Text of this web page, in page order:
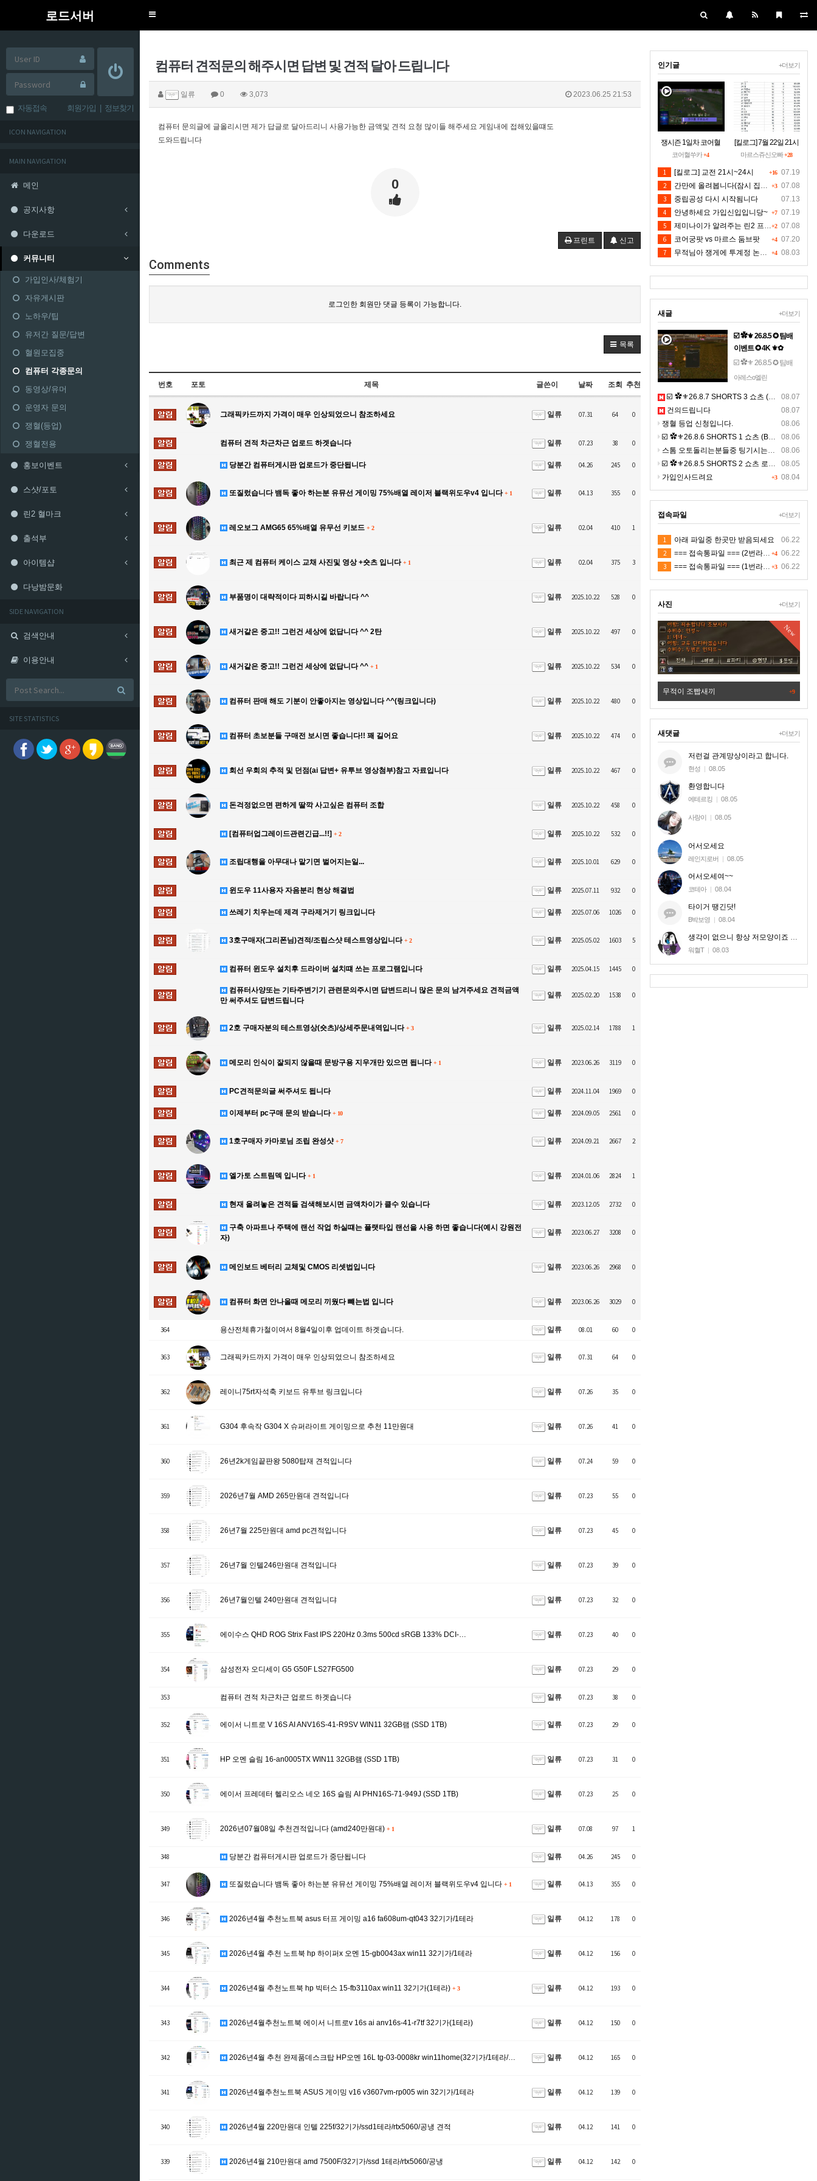
로드서버
Toggle
자동접속 회원가입 정보찾기
ICON NAVIGATION
MAIN NAVIGATION
메인
공지사항
다운로드
커뮤니티
가입인사/체험기
자유게시판
노하우/팁
유저간 질문/답변
혈원모집중
컴퓨터 각종문의
동영상/유머
운영자 문의
쟁혈(등업)
쟁혈전용
홍보이벤트
스샷/포토
린2 혈마크
출석부
아이템샵
다낭밤문화
SIDE NAVIGATION
검색안내
이용안내
SITE STATISTICS
컴퓨터 견적문의 해주시면 답변 및 견적 달아 드립니다
일류 0 3,073 2023.06.25 21:53
컴퓨터 문의글에 글올리시면 제가 답글로 달아드리니 사용가능한 금액및 견적 요청 많이들 해주세요 게임내에 접해있을떄도
도와드립니다
0
프린트 신고
Comments
로그인한 회원만 댓글 등록이 가능합니다.
목록
번호 포토 제목 글쓴이 날짜 조회 추천
그래픽카드까지 가격이 매우 인상되었으니 참조하세요 일류 07.31 64 0
컴퓨터 견적 차근차근 업로드 하겟습니다 일류 07.23 38 0
당분간 컴퓨터게시판 업로드가 중단됩니다 일류 04.26 245 0
또질렀습니다 뱀독 좋아 하는분 유뮤선 게이밍 75%배열 레이저 블랙위도우v4 입니다+ 1 일류 04.13 355 0
레오보그 AMG65 65%배열 유무선 키보드 + 2 일류 02.04 410 1
최근 제 컴퓨터 케이스 교채 사진및 영상 +숏츠 입니다+ 1 일류 02.04 375 3
부품명이 대략적이다 피하시길 바랍니다 ^^ 일류 2025.10.22 528 0
새거같은 중고!! 그런건 세상에 없답니다 ^^ 2탄 일류 2025.10.22 497 0
새거같은 중고!! 그런건 세상에 없답니다 ^^ + 1 일류 2025.10.22 534 0
컴퓨터 판매 해도 기분이 안좋아지는 영상입니다 ^^(링크입니다) 일류 2025.10.22 480 0
컴퓨터 초보분들 구매전 보시면 좋습니다!! 꽤 길어요 일류 2025.10.22 474 0
회선 우회의 추적 및 던점(ai 답변+ 유투브 영상첨부)참고 자료입니다 일류 2025.10.22 467 0
돈걱정없으면 편하게 딸깍 사고싶은 컴퓨터 조합 일류 2025.10.22 458 0
[컴퓨터업그레이드관련긴급...!!] + 2 일류 2025.10.22 532 0
조립대행을 아무대나 맡기면 벌어지는일... 일류 2025.10.01 629 0
윈도우 11사용자 자음분리 현상 해결법 일류 2025.07.11 932 0
쓰레기 치우는데 제격 구라제거기 링크입니다 일류 2025.07.06 1026 0
3호구매자(그리폰님)견적/조립스샷 테스트영상입니다+ 2 일류 2025.05.02 1603 5
컴퓨터 윈도우 설치후 드라이버 설치떄 쓰는 프로그램입니다 일류 2025.04.15 1445 0
컴퓨터사양또는 기타주변기기 관련문의주시면 답변드리니 많은 문의 남겨주세요 견적금액
만 써주셔도 답변드립니다
일류 2025.02.20 1538 0
2호 구매자분의 테스트영상(숏츠)/상세주문내역입니다+ 3 일류 2025.02.14 1788 1
메모리 인식이 잘되지 않을때 문방구용 지우개만 있으면 됩니다+ 1 일류 2023.06.26 3119 0
PC견적문의글 써주셔도 됩니다 일류 2024.11.04 1969 0
이제부터 pc구매 문의 받습니다+ 10 일류 2024.09.05 2561 0
1호구매자 카마로님 조립 완성샷+ 7 일류 2024.09.21 2667 2
엘가토 스트림덱 입니다+ 1 일류 2024.01.06 2824 1
현재 올려놓은 견적들 검색해보시면 금액차이가 클수 있습니다 일류 2023.12.05 2732 0
구축 아파트나 주택에 랜선 작업 하실떄는 플랫타입 랜선을 사용 하면 좋습니다(예시 강원전
자)
일류 2023.06.27 3208 0
메인보드 베터리 교체및 CMOS 리셋법입니다 일류 2023.06.26 2968 0
컴퓨터 화면 안나올때 메모리 끼웠다 뺴는법 입니다 일류 2023.06.26 3029 0
364 용산전체휴가철이여서 8월4일이후 업데이트 하겟습니다. 일류 08.01 60 0
363 그래픽카드까지 가격이 매우 인상되었으니 참조하세요 일류 07.31 64 0
362 레이니75rt자석축 키보드 유투브 링크입니다 일류 07.26 35 0
361 G304 후속작 G304 X 슈퍼라이트 게이밍으로 추천 11만원대 일류 07.26 41 0
360 26년2k게임끝판왕 5080탑재 견적입니다 일류 07.24 59 0
359 2026년7월 AMD 265만원대 견적입니다 일류 07.23 55 0
358 26년7월 225만원대 amd pc견적입니다 일류 07.23 45 0
357 26년7월 인텔246만원대 견적입니다 일류 07.23 39 0
356 26년7월인텔 240만원대 견적입니댜 일류 07.23 32 0
355 에이수스 QHD ROG Strix Fast IPS 220Hz 0.3ms 500cd sRGB 133% DCI-… 일류 07.23 40 0
354 삼성전자 오디세이 G5 G50F LS27FG500 일류 07.23 29 0
353 컴퓨터 견적 차근차근 업로드 하겟습니다 일류 07.23 38 0
352 에이서 니트로 V 16S AI ANV16S-41-R9SV WIN11 32GB램 (SSD 1TB) 일류 07.23 29 0
351 HP 오멘 슬림 16-an0005TX WIN11 32GB램 (SSD 1TB) 일류 07.23 31 0
350 에이서 프레데터 헬리오스 네오 16S 슬림 AI PHN16S-71-949J (SSD 1TB) 일류 07.23 25 0
349 2026년07월08일 추천견적입니다 (amd240만원대) + 1 일류 07.08 97 1
348 당분간 컴퓨터게시판 업로드가 중단됩니다 일류 04.26 245 0
347 또질렀습니다 뱀독 좋아 하는분 유뮤선 게이밍 75%배열 레이저 블랙위도우v4 입니다 + 1 일류 04.13 355 0
346 2026년4월 추천노트북 asus 터프 게이밍 a16 fa608um-qt043 32기가/1테라 일류 04.12 178 0
345 2026년4월 추천 노트북 hp 하이퍼x 오멘 15-gb0043ax win11 32기가/1테라 일류 04.12 156 0
344 2026년4월 추천노트북 hp 빅터스 15-fb3110ax win11 32기가(1테라) + 3 일류 04.12 193 0
343 2026년4월추천노트북 에이서 니트로v 16s ai anv16s-41-r7tf 32기가(1테라) 일류 04.12 150 0
342 2026년4월 추천 완제품데스크탑 HP오멘 16L tg-03-0008kr win11home(32기가/1테라/… 일류 04.12 165 0
341 2026년4월추천노트북 ASUS 게이밍 v16 v3607vm-rp005 win 32기가/1테라 일류 04.12 139 0
340 2026년4월 220만원대 인텔 225f/32기가/ssd1테라/rtx5060/공냉 견적 일류 04.12 141 0
339 2026년4월 210만원대 amd 7500F/32기가/ssd 1테라/rtx5060/공냉 일류 04.12 142 0
+더보기
인기글
쟁시즌 1일차 코어혈
을 구하소서
코어혈쑤카+4
[킬로그] 7월 22일 21시
~24시30분 [수정본]
마르스쥬신오빠+28
+16 07.19
1 [킬로그] 교전 21시~24시
+3 07.08
2
간만에 올려봅니다(잠시 집에들러)
07.13
3 중립공성 다시 시작됨니다
+7 07.19
4 안녕하세요 가입신입입니당~
+2 07.08
5 제미나이가 알려주는 린2 프리서버 렉 클라팅김 대처법입니다 저도 신뢰는 안하지만 한번 해보시길 유저분들의 마음입니다 ^^
+4 07.20
6 코어궁팟 vs 마르스 둠브팟
+4 08.03
7 무적님아 쟁게에 투계정 논란좀 만들지 마세요
+더보기
새글
☑️ ✿⚜ 26.8.5 ✪ 팀배
이벤트 ✪ 4K ⚜✿
☑️ ✿⚜ 26.8.5 ✪ 팀배
이벤트 ✪ 4K ⚜✿☞ 톱
(고화질) 선명하게 영
아레스o엘린
08.07
☑️ ✿⚜26.8.7 SHORTS 3 쇼츠 (BGM) ⚜✿
08.07
건의드립니다
08.06
쟁혈 등업 신청입니다.
08.06
☑️ ✿⚜26.8.6 SHORTS 1 쇼츠 (BGM) ⚜✿
08.06
스톰 오토돌리는분들중 팅기시는분있나요 ?ㅠㅠ
08.05
☑️ ✿⚜26.8.5 SHORTS 2 쇼츠 로드 (BGM) ⚜✿ 고화질
+3 08.04
가입인사드려요
+더보기
접속파일
06.22
1 아래 파일중 한곳만 받음되세요
+4 06.22
2 === 접속통파일 === (2번라인)
+3 06.22
3 === 접속통파일 === (1번라인)
+더보기
사진
New
+9
무적이 조빱새끼
+더보기
새댓글
저런걸 관계망상이라고 합니다.
현성 | 08.05
환영합니다
에테르킹 | 08.05
사랑이 | 08.05
어서오세요
레인지로버 | 08.05
어서오세여~~
코테아 | 08.04
타이거 땡긴닷!
B박보영 | 08.04
워혈T | 08.03